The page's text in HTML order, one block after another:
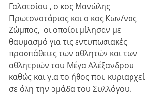
Γαλατσίου , ο κος Μανώλης
Πρωτονοτάριος και ο κος Κων/νος
Ζώμπος,  οι οποίοι μίλησαν με
θαυμασμό για τις εντυπωσιακές
προσπάθειες των αθλητών και των
αθλητριών του Μέγα Αλέξανδρου
καθώς και για το ήθος που κυριαρχεί
σε όλη την ομάδα του Συλλόγου.